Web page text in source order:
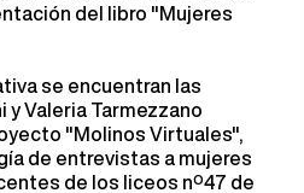
del libro "Mujeres
se encuentran las
Valeria Tarmezzano
"Molinos Virtuales",
de entrevistas a mujeres
de los liceos nº47 de